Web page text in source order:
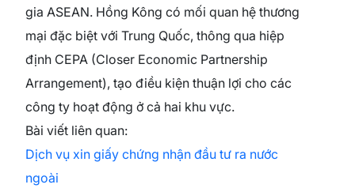
gia ASEAN. Hồng Kông có mối quan hệ thương
mại đặc biệt với Trung Quốc, thông qua hiệp
định CEPA (Closer Economic Partnership
Arrangement), tạo điều kiện thuận lợi cho các
công ty hoạt động ở cả hai khu vực.
Bài viết liên quan:
Dịch vụ xin giấy chứng nhận đầu tư ra nước
ngoài